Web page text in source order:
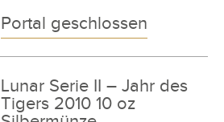
Portal geschlossen
Lunar Serie II – Jahr des
Tigers 2010 10 oz